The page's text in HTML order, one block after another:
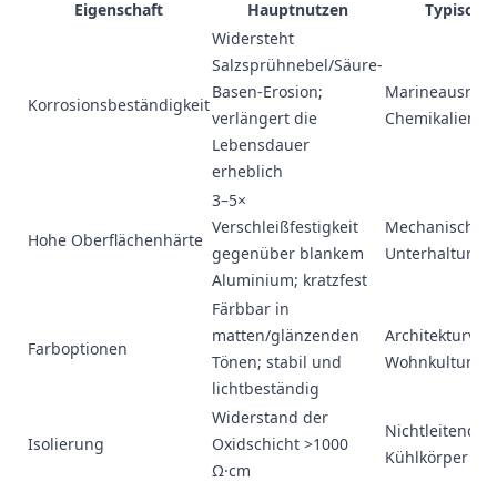
Eigenschaft
Hauptnutzen
Korrosionsbeständigkeit
Widersteht
Salzsprühnebel/Säure-
Basen-Erosion;
verlängert die
Lebensdauer
erheblich
Hohe Oberflächenhärte
3–5×
Verschleißfestigkeit
gegenüber blankem
Aluminium; kratzfest
Mechanische
Farboptionen
Färbbar in
matten/glänzenden
Tönen; stabil und
lichtbeständig
Wohnkultur
Isolierung
Widerstand der
Oxidschicht >1000
Ω·cm
Nichtleitende
Kühlkörper